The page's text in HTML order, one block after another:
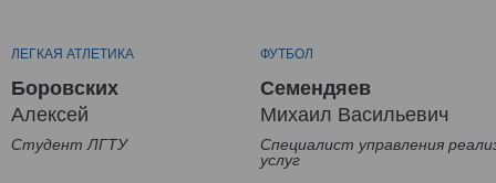
ЛЕГКАЯ АТЛЕТИКА
Боровских
Алексей
Студент ЛГТУ
ФУТБОЛ
Семендяев
Михаил Васильевич
Специалист управления
услуг